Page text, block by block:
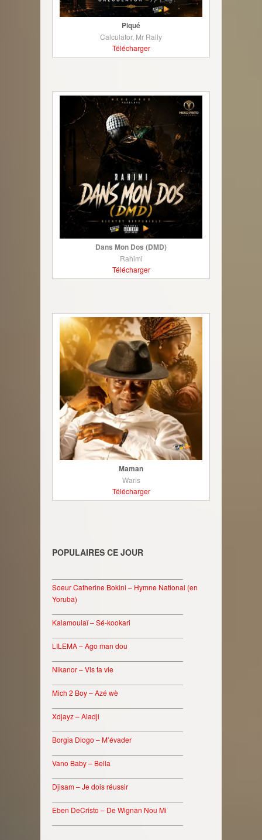
Piqué
Calculator, Mr Rally
Télécharger
Dans Mon Dos (DMD)
Rahimi
Télécharger
Maman
Waris
Télécharger
POPULAIRES CE JOUR
Soeur Catherine Bokini – Hymne National (en
Yoruba)
Kalamoulaï – Sé-kookari
LILEMA – Ago man dou
Nikanor – Vis ta vie
Mich 2 Boy – Azé wè
Xdjayz – Aladji
Borgia Diogo – M’évader
Vano Baby – Bella
Djisam – Je dois réussir
Eben DeCristo – De Wignan Nou Mi